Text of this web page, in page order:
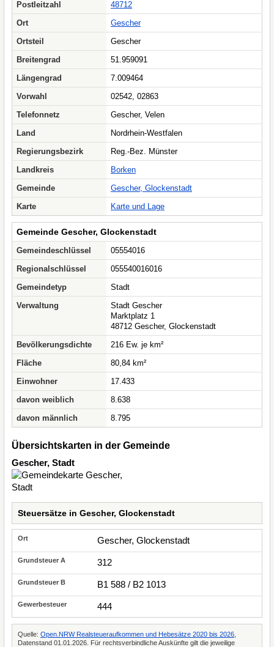
Postleitzahl
48712
Ort
Gescher
Ortsteil
Gescher
Breitengrad
51.959091
Längengrad
7.009464
Vorwahl
02542, 02863
Telefonnetz
Gescher, Velen
Land
Nordrhein-Westfalen
Regierungsbezirk
Reg.-Bez. Münster
Landkreis
Borken
Gemeinde
Gescher, Glockenstadt
Karte
Karte und Lage
Gemeinde Gescher, Glockenstadt
Gemeindeschlüssel
05554016
Regionalschlüssel
055540016016
Gemeindetyp
Stadt
Verwaltung
Stadt Gescher
Marktplatz 1
48712 Gescher, Glockenstadt
Bevölkerungsdichte
216 Ew. je km²
Fläche
80,84 km²
Einwohner
17.433
davon weiblich
8.638
davon männlich
8.795
Übersichtskarten in der Gemeinde
Gescher, Stadt
Steuersätze in Gescher, Glockenstadt
Gescher, Glockenstadt
312
B1 588 / B2 1013
444
Quelle: Open.NRW Realsteueraufkommen und Hebesätze 2020 bis 2026
Datenstand 01.01.2026. Für rechtsverbindliche Auskünfte gilt die jeweilige